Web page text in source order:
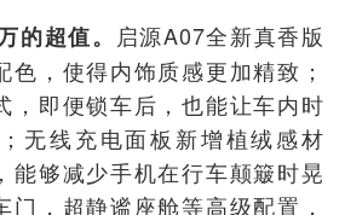
的超值。 启源A07全新真香版
色，使得内饰质感更加精致；
，即便锁车后，也能让车内时
无线充电面板新增植绒感材
能够减少手机在行车颠簸时晃
门，超静谧座舱等高级配置，